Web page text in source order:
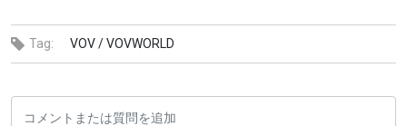
Tag: VOV /VOVWORLD